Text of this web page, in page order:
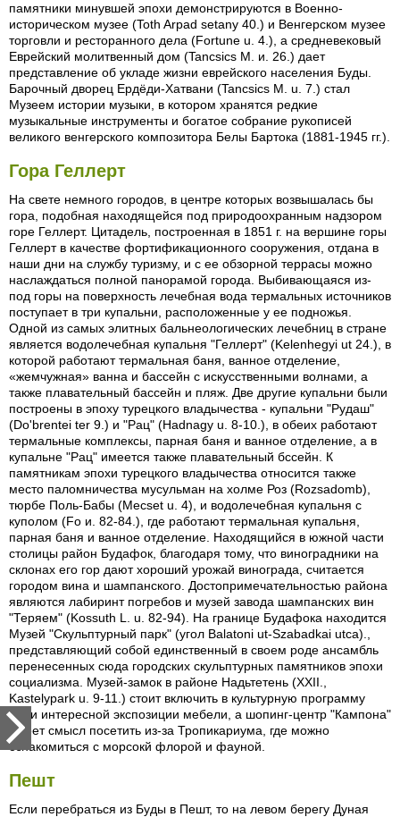
памятники минувшей эпохи демонстрируются в Военно-
историческом музее (Toth Arpad setany 40.) и Венгерском музее
торговли и ресторанного дела (Fortune u. 4.), а средневековый
Еврейский молитвенный дом (Tancsics M. и. 26.) дает
представление об укладе жизни еврейского населения Буды.
Барочный дворец Ердёди-Хатвани (Tancsics M. u. 7.) стал
Музеем истории музыки, в котором хранятся редкие
музыкальные инструменты и богатое собрание рукописей
великого венгерского композитора Белы Бартока (1881-1945 гг.).
Гора Геллерт
На свете немного городов, в центре которых возвышалась бы
гора, подобная находящейся под природоохранным надзором
горе Геллерт. Цитадель, построенная в 1851 г. на вершине горы
Геллерт в качестве фортификационного сооружения, отдана в
наши дни на службу туризму, и с ее обзорной террасы можно
наслаждаться полной панорамой города. Выбивающаяся из-
под горы на поверхность лечебная вода термальных источников
поступает в три купальни, расположенные у ее подножья.
Одной из самых элитных бальнеологических лечебниц в стране
является водолечебная купальня "Геллерт" (Kelenhegyi ut 24.), в
которой работают термальная баня, ванное отделение,
«жемчужная» ванна и бассейн с искусственными волнами, а
также плавательный бассейн и пляж. Две другие купальни были
построены в эпоху турецкого владычества - купальни "Рудаш"
(Do'brentei ter 9.) и "Рац" (Hadnagy u. 8-10.), в обеих работают
термальные комплексы, парная баня и ванное отделение, а в
купальне "Рац" имеется также плавательный бссейн. К
памятникам эпохи турецкого владычества относится также
место паломничества мусульман на холме Роз (Rozsadomb),
тюрбе Поль-Бабы (Mecset u. 4), и водолечебная купальня с
куполом (Fo и. 82-84.), где работают термальная купальня,
парная баня и ванное отделение. Находящийся в южной части
столицы район Будафок, благодаря тому, что виноградники на
склонах его гор дают хороший урожай винограда, считается
городом вина и шампанского. Достопримечательностью района
являются лабиринт погребов и музей завода шампанских вин
"Теряем" (Kossuth L. u. 82-94). На границе Будафока находится
Музей "Скульптурный парк" (угол Balatoni ut-Szabadkai utca).,
представляющий собой единственный в своем роде ансамбль
перенесенных сюда городских скульптурных памятников эпохи
социализма. Музей-замок в районе Надьтетень (XXII.,
Kastelypark u. 9-11.) стоит включить в культурную программу
ради интересной экспозиции мебели, а шопинг-центр "Кампона"
имеет смысл посетить из-за Тропикариума, где можно
ознакомиться с морсокй флорой и фауной.
Пешт
Если перебраться из Буды в Пешт, то на левом берегу Дуная